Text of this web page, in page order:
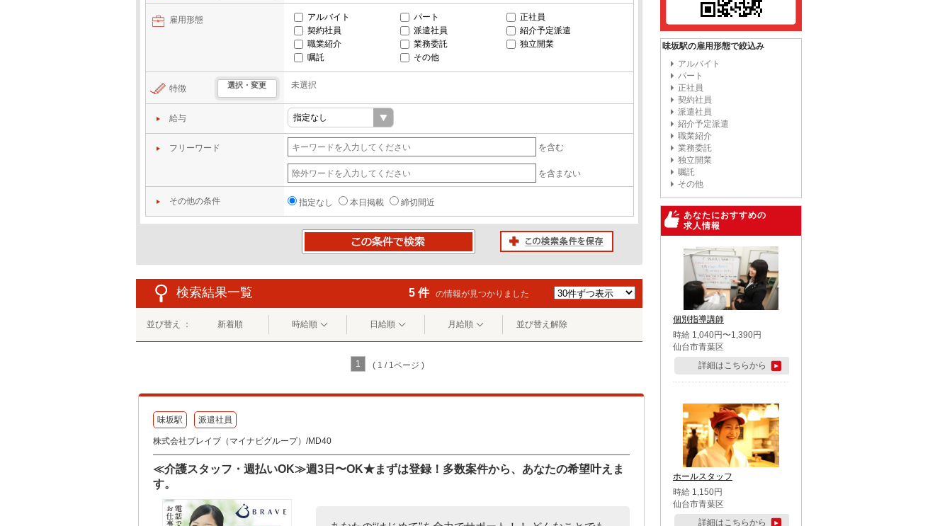
雇用形態 アルバイト パート
正社員
契約社員
派遣社員
紹介予定派遣
職業紹介
業務委託
独立開業
嘱託
その他
特徴 選択・変更 未選択
給与
フリーワード を含む
を含まない
その他の条件 指定なし 本日掲載 締切間近
検索結果一覧 5 件 の情報が見つかりました
並び替え ： 新着順 時給順 日給順 月給順 並び替え解除
1 ( 1 / 1ページ )
味坂駅 派遣社員
株式会社ブレイブ（マイナビグループ）/MD40
≪介護スタッフ・週払いOK≫週3日〜OK★まずは登録！多数案件から、あなたの希望叶えま
す。
味坂駅の雇用形態で絞込み
アルバイト
パート
正社員
契約社員
派遣社員
紹介予定派遣
職業紹介
業務委託
独立開業
嘱託
その他
あなたにおすすめの
求人情報
個別指導講師
時給 1,040円〜1,390円
仙台市青葉区
詳細はこちらから
ホールスタッフ
時給 1,150円
仙台市青葉区
詳細はこちらから